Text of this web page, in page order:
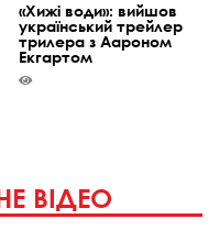
«Хижі води»: вийшов
український трейлер
трилера з Аароном
Екгартом
ВІДЕО